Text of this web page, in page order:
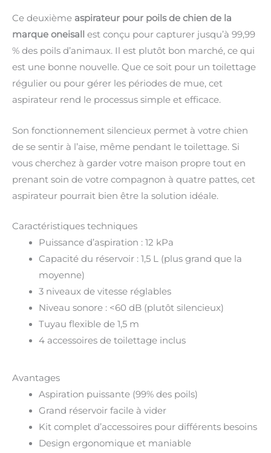
Ce deuxième aspirateur pour poils de chien de la
marque oneisall
est conçu pour capturer jusqu’à 99,99
% des poils d’animaux. Il est plutôt bon marché, ce qui
est une bonne nouvelle. Que ce soit pour un toilettage
régulier ou pour gérer les périodes de mue, cet
aspirateur rend le processus simple et efficace.
Son fonctionnement silencieux permet à votre chien
de se sentir à l’aise, même pendant le toilettage. Si
vous cherchez à garder votre maison propre tout en
prenant soin de votre compagnon à quatre pattes, cet
aspirateur pourrait bien être la solution idéale.
Caractéristiques techniques
Puissance d’aspiration : 12 kPa
Capacité du réservoir : 1,5 L (plus grand que la
moyenne)
3 niveaux de vitesse réglables
Niveau sonore : <60 dB (plutôt silencieux)
Tuyau flexible de 1,5 m
4 accessoires de toilettage inclus
Avantages
Aspiration puissante (99% des poils)
Grand réservoir facile à vider
Kit complet d’accessoires pour différents besoins
Design ergonomique et maniable